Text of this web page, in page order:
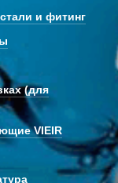
и фитинг
(для
VIEIR